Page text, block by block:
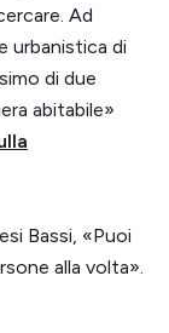
Ad
urbanistica di
di due
abitabile»
Bassi, «Puoi
alla volta».